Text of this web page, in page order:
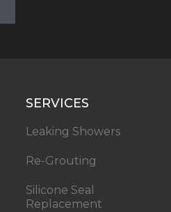
SERVICES
Leaking Showers
Re-Grouting
Silicone Seal
Replacement